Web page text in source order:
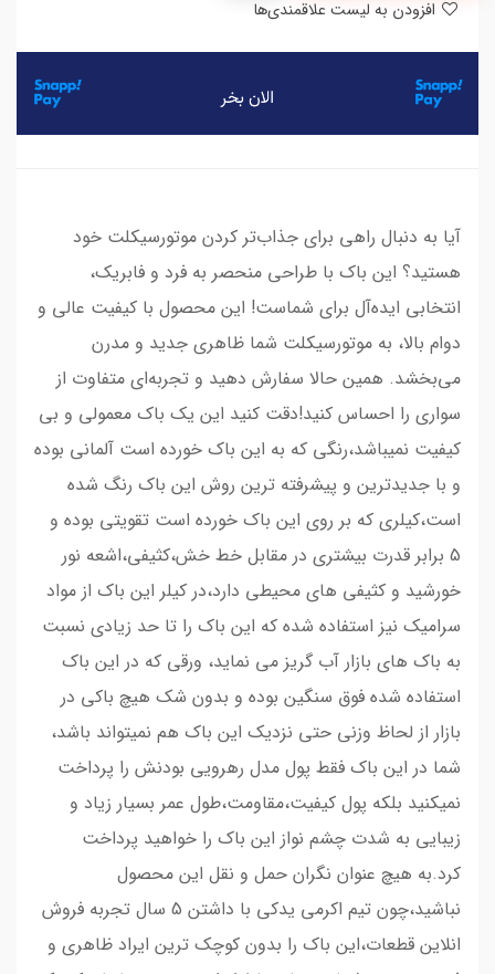
آیا به دنبال راهی برای جذاب‌تر کردن موتورسیکلت خود
هستید؟ این باک با طراحی منحصر به فرد و فابریک،
انتخابی ایده‌آل برای شماست! این محصول با کیفیت عالی و
دوام بالا، به موتورسیکلت شما ظاهری جدید و مدرن
می‌بخشد. همین حالا سفارش دهید و تجربه‌ای متفاوت از
سواری را احساس کنید!دقت کنید این یک باک معمولی و بی
کیفیت نمیباشد،رنگی که به این باک خورده است آلمانی بوده
و با جدیدترین و پیشرفته ترین روش این باک رنگ شده
است،کیلری که بر روی این باک خورده است تقویتی بوده و
5 برابر قدرت بیشتری در مقابل خط خش،کثیفی،اشعه نور
خورشید و کثیفی های محیطی دارد،در کیلر این باک از مواد
سرامیک نیز استفاده شده که این باک را تا حد زیادی نسبت
به باک های بازار آب گریز می نماید، ورقی که در این باک
استفاده شده فوق سنگین بوده و بدون شک هیچ باکی در
بازار از لحاظ وزنی حتی نزدیک این باک هم نمیتواند باشد،
شما در این باک فقط پول مدل رهرویی بودنش را پرداخت
نمیکنید بلکه پول کیفیت،مقاومت،طول عمر بسیار زیاد و
زیبایی به شدت چشم نواز این باک را خواهید پرداخت
کرد.به هیچ عنوان نگران حمل و نقل این محصول
نباشید،چون تیم اکرمی یدکی با داشتن 5 سال تجربه فروش
انلاین قطعات،این باک را بدون کوچک ترین ایراد ظاهری و